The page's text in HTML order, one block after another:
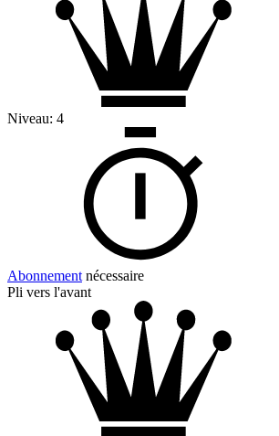
Niveau: 4
Abonnement nécessaire
Pli vers l'avant